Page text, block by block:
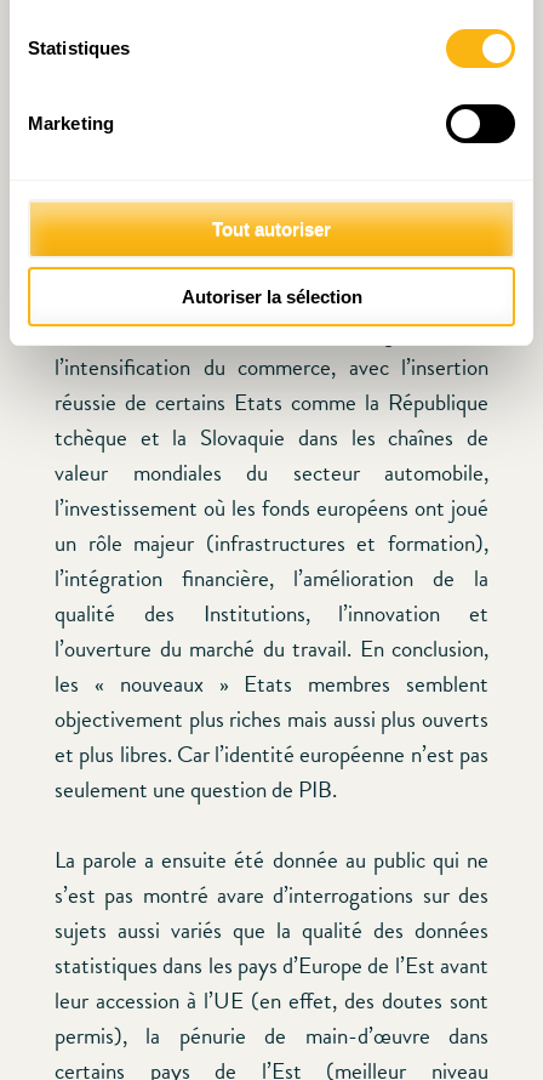
Statistiques
Marketing
Tout autoriser
Autoriser la sélection
Slovénie. Il en a été de même pour le salaire réel
en Bulgarie et dans les pays baltes avec des
progression a été bien plus importante que ce
qu’une croissance économique « normale » aurait
permis. L’orateur a également souligné
l’influence déterminante de l’intégration sur
l’intensification du commerce, avec l’insertion
réussie de certains Etats comme la République
tchèque et la Slovaquie dans les chaînes de
valeur mondiales du secteur automobile,
l’investissement où les fonds européens ont joué
un rôle majeur (infrastructures et formation),
l’intégration financière, l’amélioration de la
qualité des Institutions, l’innovation et
l’ouverture du marché du travail. En conclusion,
les « nouveaux » Etats membres semblent
objectivement plus riches mais aussi plus ouverts
et plus libres. Car l’identité européenne n’est pas
seulement une question de PIB.
La parole a ensuite été donnée au public qui ne
s’est pas montré avare d’interrogations sur des
sujets aussi variés que la qualité des données
statistiques dans les pays d’Europe de l’Est avant
leur accession à l’UE (en effet, des doutes sont
permis), la pénurie de main-d’œuvre dans
certains pays de l’Est (meilleur niveau